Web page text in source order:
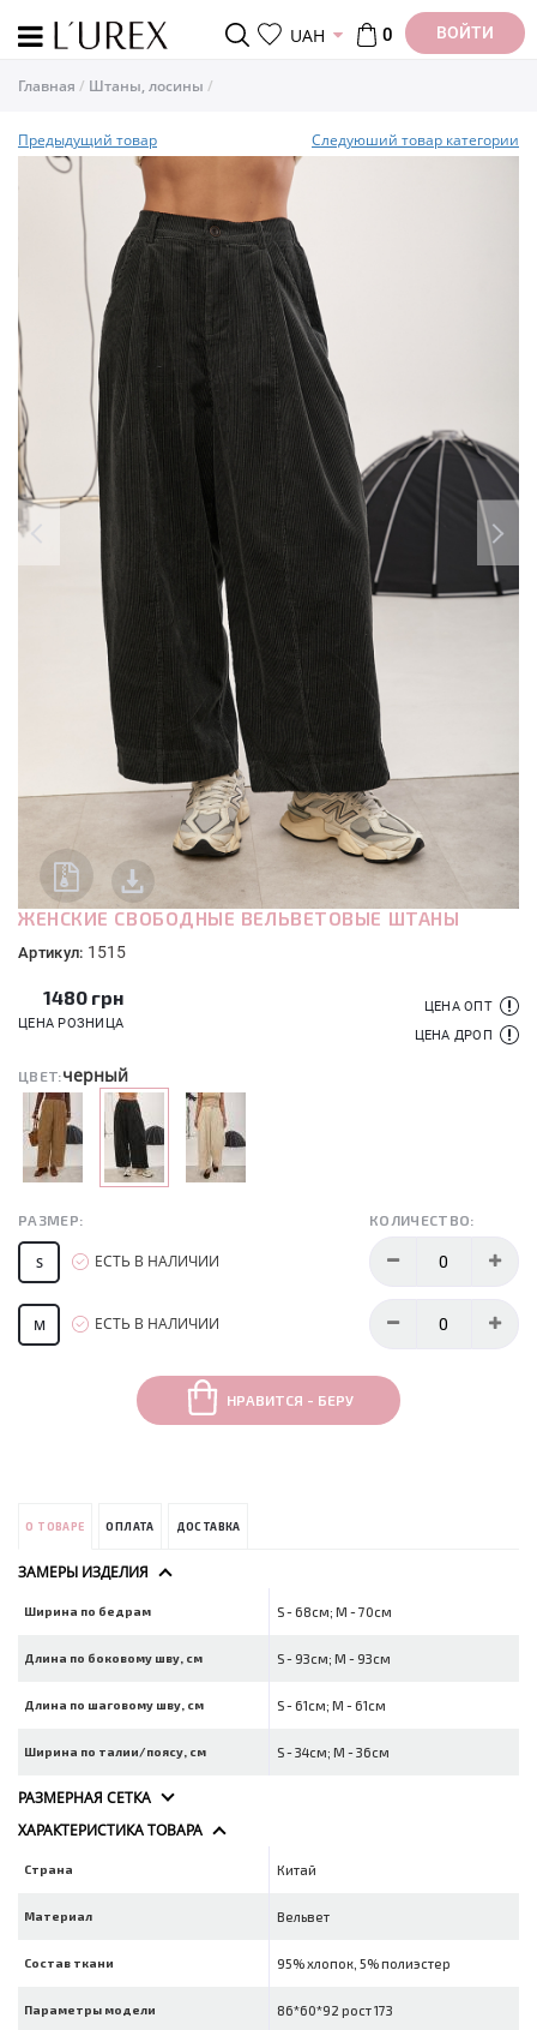
UAH 0 ВОЙТИ
Главная Штаны, лосины
Предыдущий товар Следуюший товар категории
ЖЕНСКИЕ СВОБОДНЫЕ ВЕЛЬВЕТОВЫЕ ШТАНЫ
Артикул: 1515
1480 грн
ЦЕНА РОЗНИЦА
ЦЕНА ОПТ
ЦЕНА ДРОП
ЦВЕТ:черный
РАЗМЕР: КОЛИЧЕСТВО:
S ЕСТЬ В НАЛИЧИИ
M ЕСТЬ В НАЛИЧИИ
НРАВИТСЯ - БЕРУ
О ТОВАРЕ ОПЛАТА ДОСТАВКА
ЗАМЕРЫ ИЗДЕЛИЯ
Ширина по бедрам S - 68см; M - 70см
Длина по боковому шву, см S - 93см; M - 93см
Длина по шаговому шву, см S - 61см; M - 61см
Ширина по талии/поясу, см S - 34см; M - 36см
РАЗМЕРНАЯ СЕТКА
ХАРАКТЕРИСТИКА ТОВАРА
Страна Китай
Материал Вельвет
Состав ткани 95% хлопок, 5% полиэстер
Параметры модели 86*60*92 рост 173